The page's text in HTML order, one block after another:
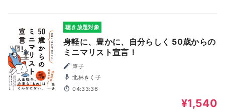
聴き放題対象
身軽に、豊かに、自分らしく 50歳からの
ミニマリスト宣言！
筆子
北林きく子
04:33:36
¥1,540